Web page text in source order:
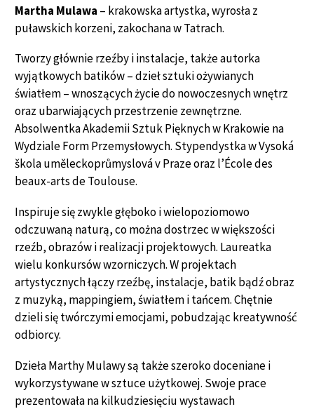
Martha Mulawa – krakowska artystka, wyrosła z
puławskich korzeni, zakochana w Tatrach.
Tworzy głównie rzeźby i instalacje, także autorka
wyjątkowych batików – dzieł sztuki ożywianych
światłem – wnoszących życie do nowoczesnych wnętrz
oraz ubarwiających przestrzenie zewnętrzne.
Absolwentka Akademii Sztuk Pięknych w Krakowie na
Wydziale Form Przemysłowych. Stypendystka w Vysoká
škola uměleckoprůmyslová v Praze oraz l’École des
beaux-arts de Toulouse.
Inspiruje się zwykle głęboko i wielopoziomowo
odczuwaną naturą, co można dostrzec w większości
rzeźb, obrazów i realizacji projektowych. Laureatka
wielu konkursów wzorniczych. W projektach
artystycznych łączy rzeźbę, instalacje, batik bądź obraz
z muzyką, mappingiem, światłem i tańcem. Chętnie
dzieli się twórczymi emocjami, pobudzając kreatywność
odbiorcy.
Dzieła Marthy Mulawy są także szeroko doceniane i
wykorzystywane w sztuce użytkowej. Swoje prace
prezentowała na kilkudziesięciu wystawach